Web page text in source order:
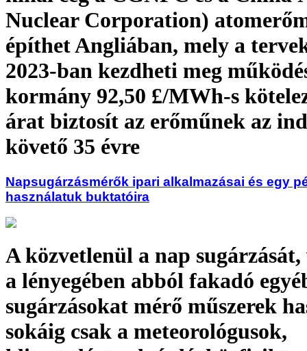
Nuclear Corporation)
építhet Angliában, mely a
2023-ban kezdheti meg
kormány 92,50 £/MWh-s
árat biztosít az erőműnek az
követő 35 évre
Napsugárzásmérők ipari alkalmazásai és egy
használatuk buktatóira
A közvetlenül a nap
a lényegében abból fakadó
sugárzásokat mérő műszerek
sokáig csak a meteorológusok,